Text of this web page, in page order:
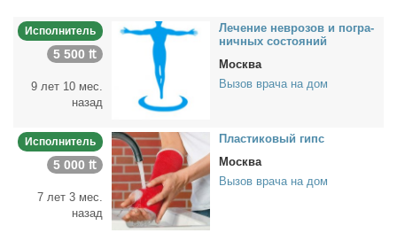
Исполнитель
5 500 ₶
9 лет 10 мес.
назад
Ле­че­ние нев­ро­зов и по­гра­
нич­ных со­сто­я­ний
Москва
Вызов врача на дом
Исполнитель
5 000 ₶
7 лет 3 мес.
назад
Пла­сти­ко­вый гипс
Москва
Вызов врача на дом